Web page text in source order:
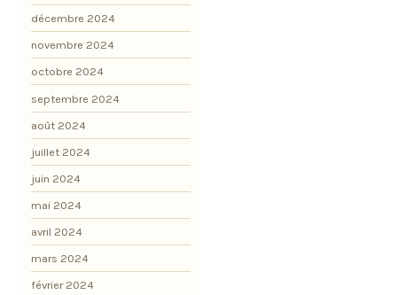
décembre 2024
novembre 2024
octobre 2024
septembre 2024
août 2024
juillet 2024
juin 2024
mai 2024
avril 2024
mars 2024
février 2024